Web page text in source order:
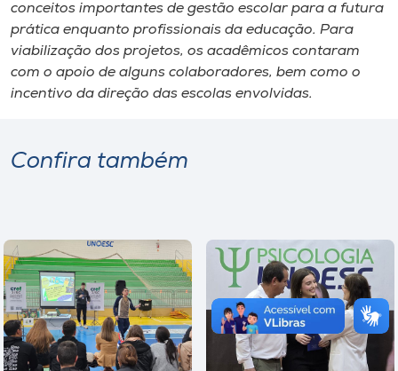
conceitos importantes de gestão escolar para a futura
prática enquanto profissionais da educação. Para
viabilização dos projetos, os acadêmicos contaram
com o apoio de alguns colaboradores, bem como o
incentivo da direção das escolas envolvidas.
Confira também